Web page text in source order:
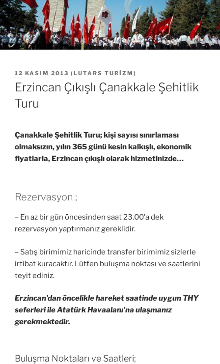
YAYIM
TARIHI
12 KASIM 2013 ( LUTARS TURIZM )
Erzincan Çıkışlı Çanakkale Şehitlik
Turu
Çanakkale Şehitlik Turu; kişi sayısı sınırlaması
olmaksızın, yılın 365 günü kesin kalkışlı, ekonomik
fiyatlarla, Erzincan çıkışlı olarak hizmetinizde…
Rezervasyon ;
– En az bir gün öncesinden saat 23.00′a dek
rezervasyon yaptırmanız gereklidir.
– Satış birimimiz haricinde transfer birimimiz sizlerle
irtibat kuracaktır. Lütfen buluşma noktası ve saatlerini
teyit ediniz.
Erzincan’dan öncelikle hareket saatinde uygun THY
seferleri ile Atatürk Havaalanı’na ulaşmanız
gerekmektedir.
Buluşma Noktaları ve Saatleri;